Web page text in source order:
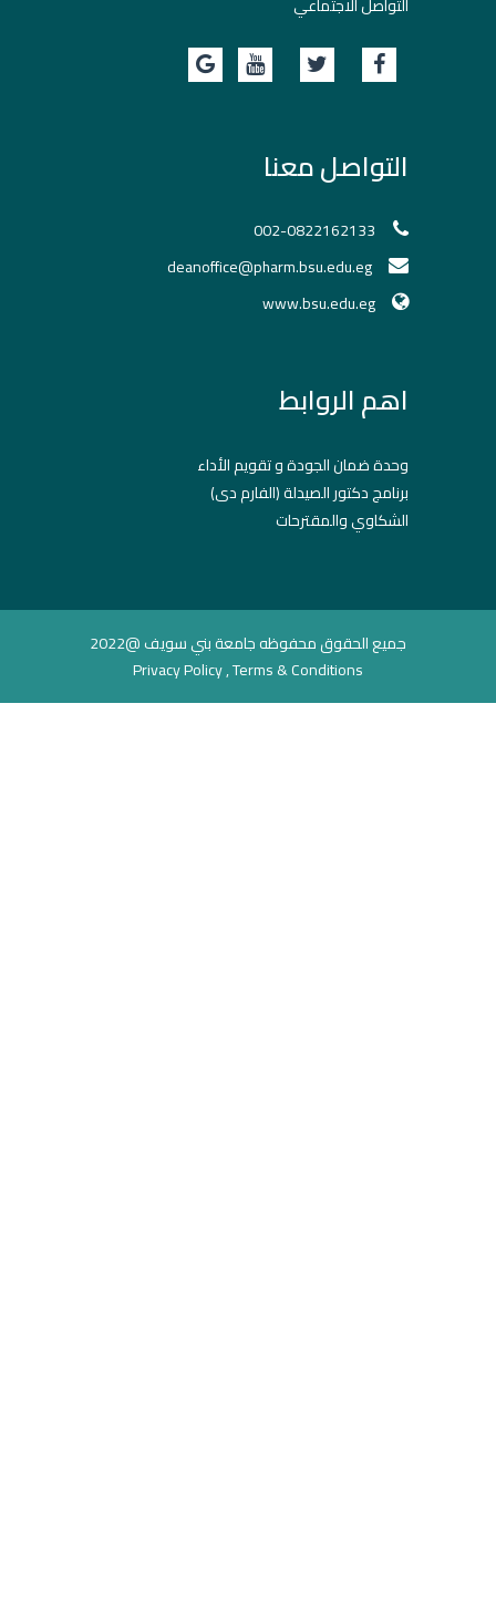
التواصل معنا
002-0822162133
www.bsu.edu.eg
اهم الروابط
وحدة ضمان الجودة و تقويم الأداء
برنامج دكتور الصيدلة (الفارم دى)
الشكاوي والمقترحات
جميع الحقوق محفوظه جامعة بني سويف @2022
Privacy Policy , Terms & Conditions